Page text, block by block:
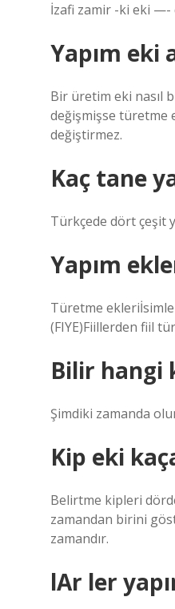
İzafi zamir -ki eki —-
Yapım eki
Bir üretim eki nasıl
değişmişse türetme
değiştirmez.
Kaç tane
Türkçede dört çeşit
Yapım
Türetme
(FIYE)Fiillerden fiil
Bilir hangi
Şimdiki zamanda
Kip eki
Belirtme kipleri
zamandan birini
zamandır.
lAr ler